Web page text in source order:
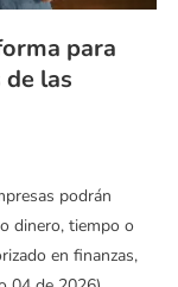
para
las
podrán
dinero, tiempo o
en finanzas,